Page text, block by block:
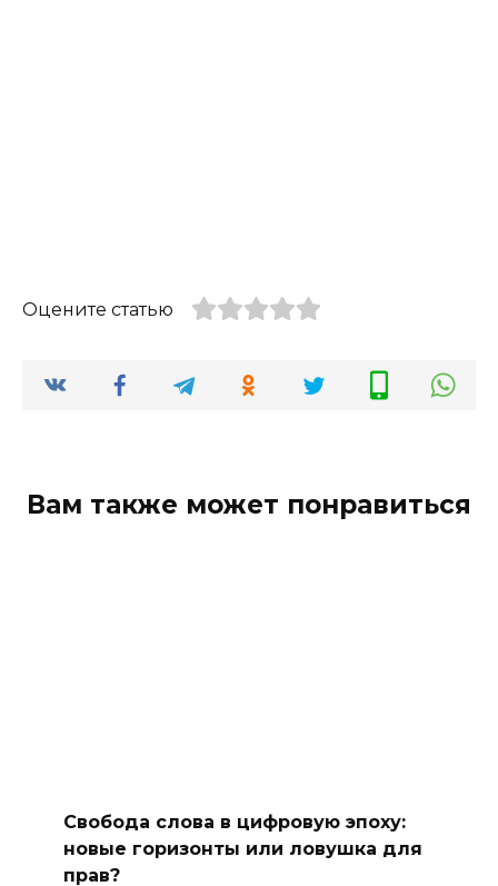
Оцените статью
Вам также может понравиться
Свобода слова в цифровую эпоху:
новые горизонты или ловушка для
прав?